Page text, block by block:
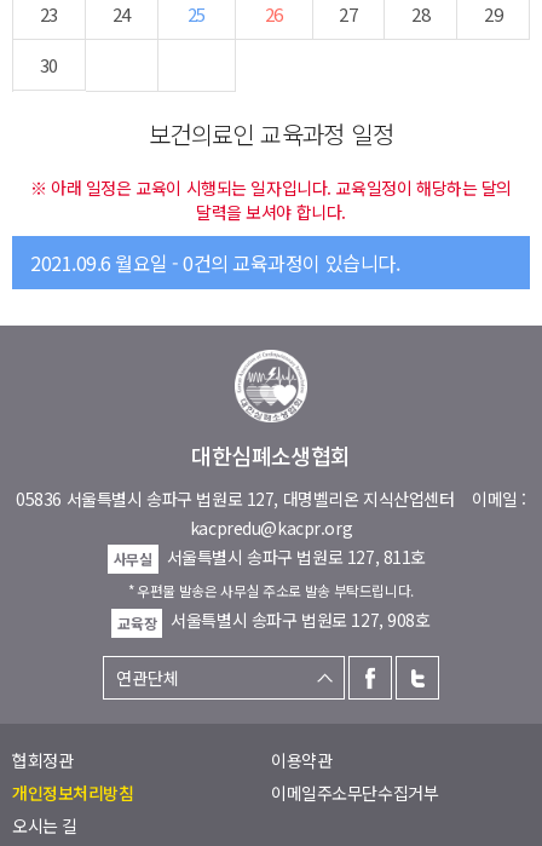
23
24 25 26 27 28
29
30
보건의료인 교육과정 일정
※ 아래 일정은 교육이 시행되는 일자입니다. 교육일정이 해당하는 달의
달력을 보셔야 합니다.
2021.09.6 월요일 - 0건의 교육과정이 있습니다.
대한심폐소생협회
05836 서울특별시 송파구 법원로 127, 대명벨리온 지식산업센터 이메일 :
kacpredu@kacpr.org
사무실 서울특별시 송파구 법원로 127, 811호
* 우편물 발송은 사무실 주소로 발송 부탁드립니다.
교육장
서울특별시 송파구 법원로 127, 908호
협회정관
이용약관
개인정보처리방침
이메일주소무단수집거부
오시는 길